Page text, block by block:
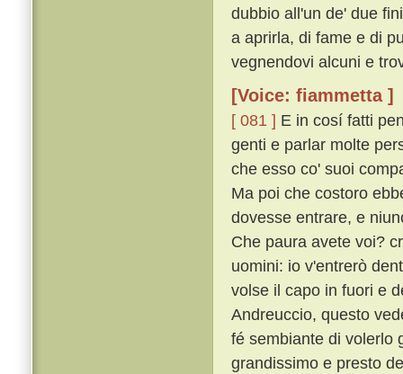
dubbio all'un de' due
a aprirla, di fame e di
vegnendovi alcuni e
[Voice: fiammetta ]
[ 081 ] E in cosí fatti
genti e parlar molte
che esso co' suoi
Ma poi che costoro
dovesse entrare, e
Che paura avete voi?
uomini: io v'entrerò
volse il capo in fuori e
Andreuccio, questo
fé sembiante di volerlo
grandissimo e presto